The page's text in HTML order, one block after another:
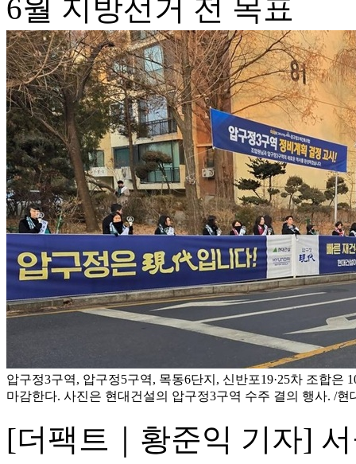
6월 지방선거 전 목표
압구정3구역, 압구정5구역, 목동6단지, 신반포19·25차 조합은
마감한다. 사진은 현대건설의 압구정3구역 수주 결의 행사. /현
[더팩트｜황준익 기자]